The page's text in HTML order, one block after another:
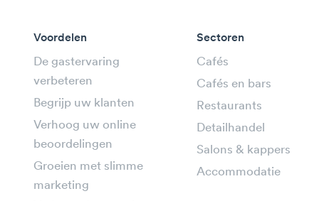
Voordelen
De gastervaring
verbeteren
Begrijp uw klanten
Verhoog uw online
beoordelingen
Groeien met slimme
marketing
Sectoren
Cafés
Cafés en bars
Restaurants
Detailhandel
Salons & kappers
Accommodatie